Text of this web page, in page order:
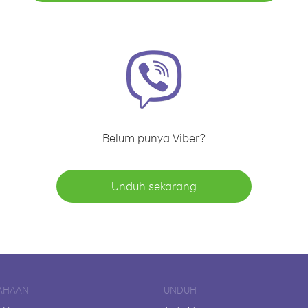
Belum punya Viber?
Unduh sekarang
UNDUH